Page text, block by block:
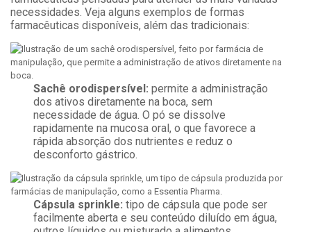
necessidades. Veja alguns exemplos de formas
farmacêuticas disponíveis, além das tradicionais:
Sachê orodispersível: permite a administração
dos ativos diretamente na boca, sem
necessidade de água. O pó se dissolve
rapidamente na mucosa oral, o que favorece a
rápida absorção dos nutrientes e reduz o
desconforto gástrico.
Cápsula sprinkle: tipo de cápsula que pode ser
facilmente aberta e seu conteúdo diluído em água,